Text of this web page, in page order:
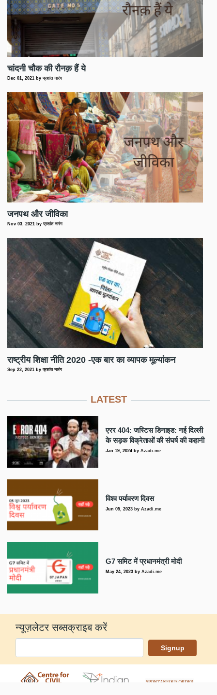
चांदनी चौक की रौनक़ हैं ये
Dec 01, 2021 by प्रशांत नारंग
जनपथ और जीविका
Nov 03, 2021 by प्रशांत नारंग
राष्ट्रीय शिक्षा नीति 2020 -एक बार का व्यापक मूल्यांकन
Sep 22, 2021 by प्रशांत नारंग
LATEST
एरर 404: जस्टिस डिनाइड: नई दिल्ली
के सड़क विक्रेताओं की संघर्ष की कहानी
Jan 19, 2024 byAzadi.me
विश्व पर्यावरण दिवस
Jun 05, 2023 byAzadi.me
G7 समिट में प्रधानमंत्री मोदी
May 24, 2023 byAzadi.me
न्यूज़लेटर सब्सक्राइब करें